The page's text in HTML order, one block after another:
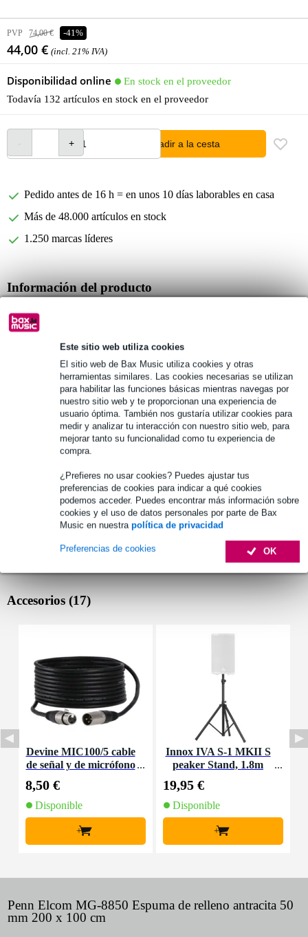
Este sitio web utiliza cookies
El sitio web de Bax Music utiliza cookies y otras
herramientas similares. Las cookies necesarias se utilizan
para habilitar las funciones básicas mientras navegas por
nuestro sitio web y te proporcionan una experiencia de
usuario óptima. También nos gustaría utilizar cookies para
medir y analizar tu interacción con nuestro sitio web, para
mejorar tanto su funcionalidad como tu experiencia de
compra.
¿Prefieres no usar cookies? Puedes ajustar tus
preferencias de cookies para indicar a qué cookies
podemos acceder. Puedes encontrar más información sobre
cookies y el uso de datos personales por parte de Bax
Music en nuestra política de privacidad
OK
Preferencias de cookies
PVP 74,00 € -41%
44,00 € (incl. 21% IVA)
Disponibilidad online
En stock en el proveedor
Todavía 132 artículos en stock en el proveedor
añadir a la cesta
Pedido antes de 16 h = en unos 10 días laborables en casa
Más de 48.000 artículos en stock
1.250 marcas líderes
Información del producto
espuma de burbujas
dimensiones: 50 x 1200 x 2000 mm (Al x An x Fo)
color: antracita
Especificaciones completas
Véase también (1)
Accesorios (17)
Devine MIC100/5 cable
de señal y de micrófono
8,50 €
Disponible
+
Innox IVA S-1 MKII S
peaker Stand, 1.8m
19,95 €
Disponible
+
Penn Elcom MG-8850 Espuma de relleno antracita 50
mm 200 x 100 cm